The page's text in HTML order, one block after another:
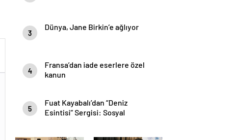
3
Dünya, Jane Birkin’e ağlıyor
4
Fransa’dan iade eserlere özel
kanun
5
Fuat Kayabalı’dan “Deniz
Esintisi” Sergisi: Sosyal